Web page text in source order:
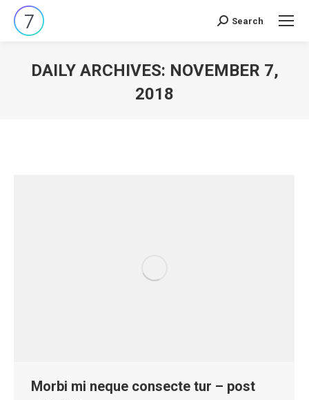
Search:
Search
DAILY ARCHIVES: NOVEMBER 7,
2018
Morbi mi neque consecte tur – post